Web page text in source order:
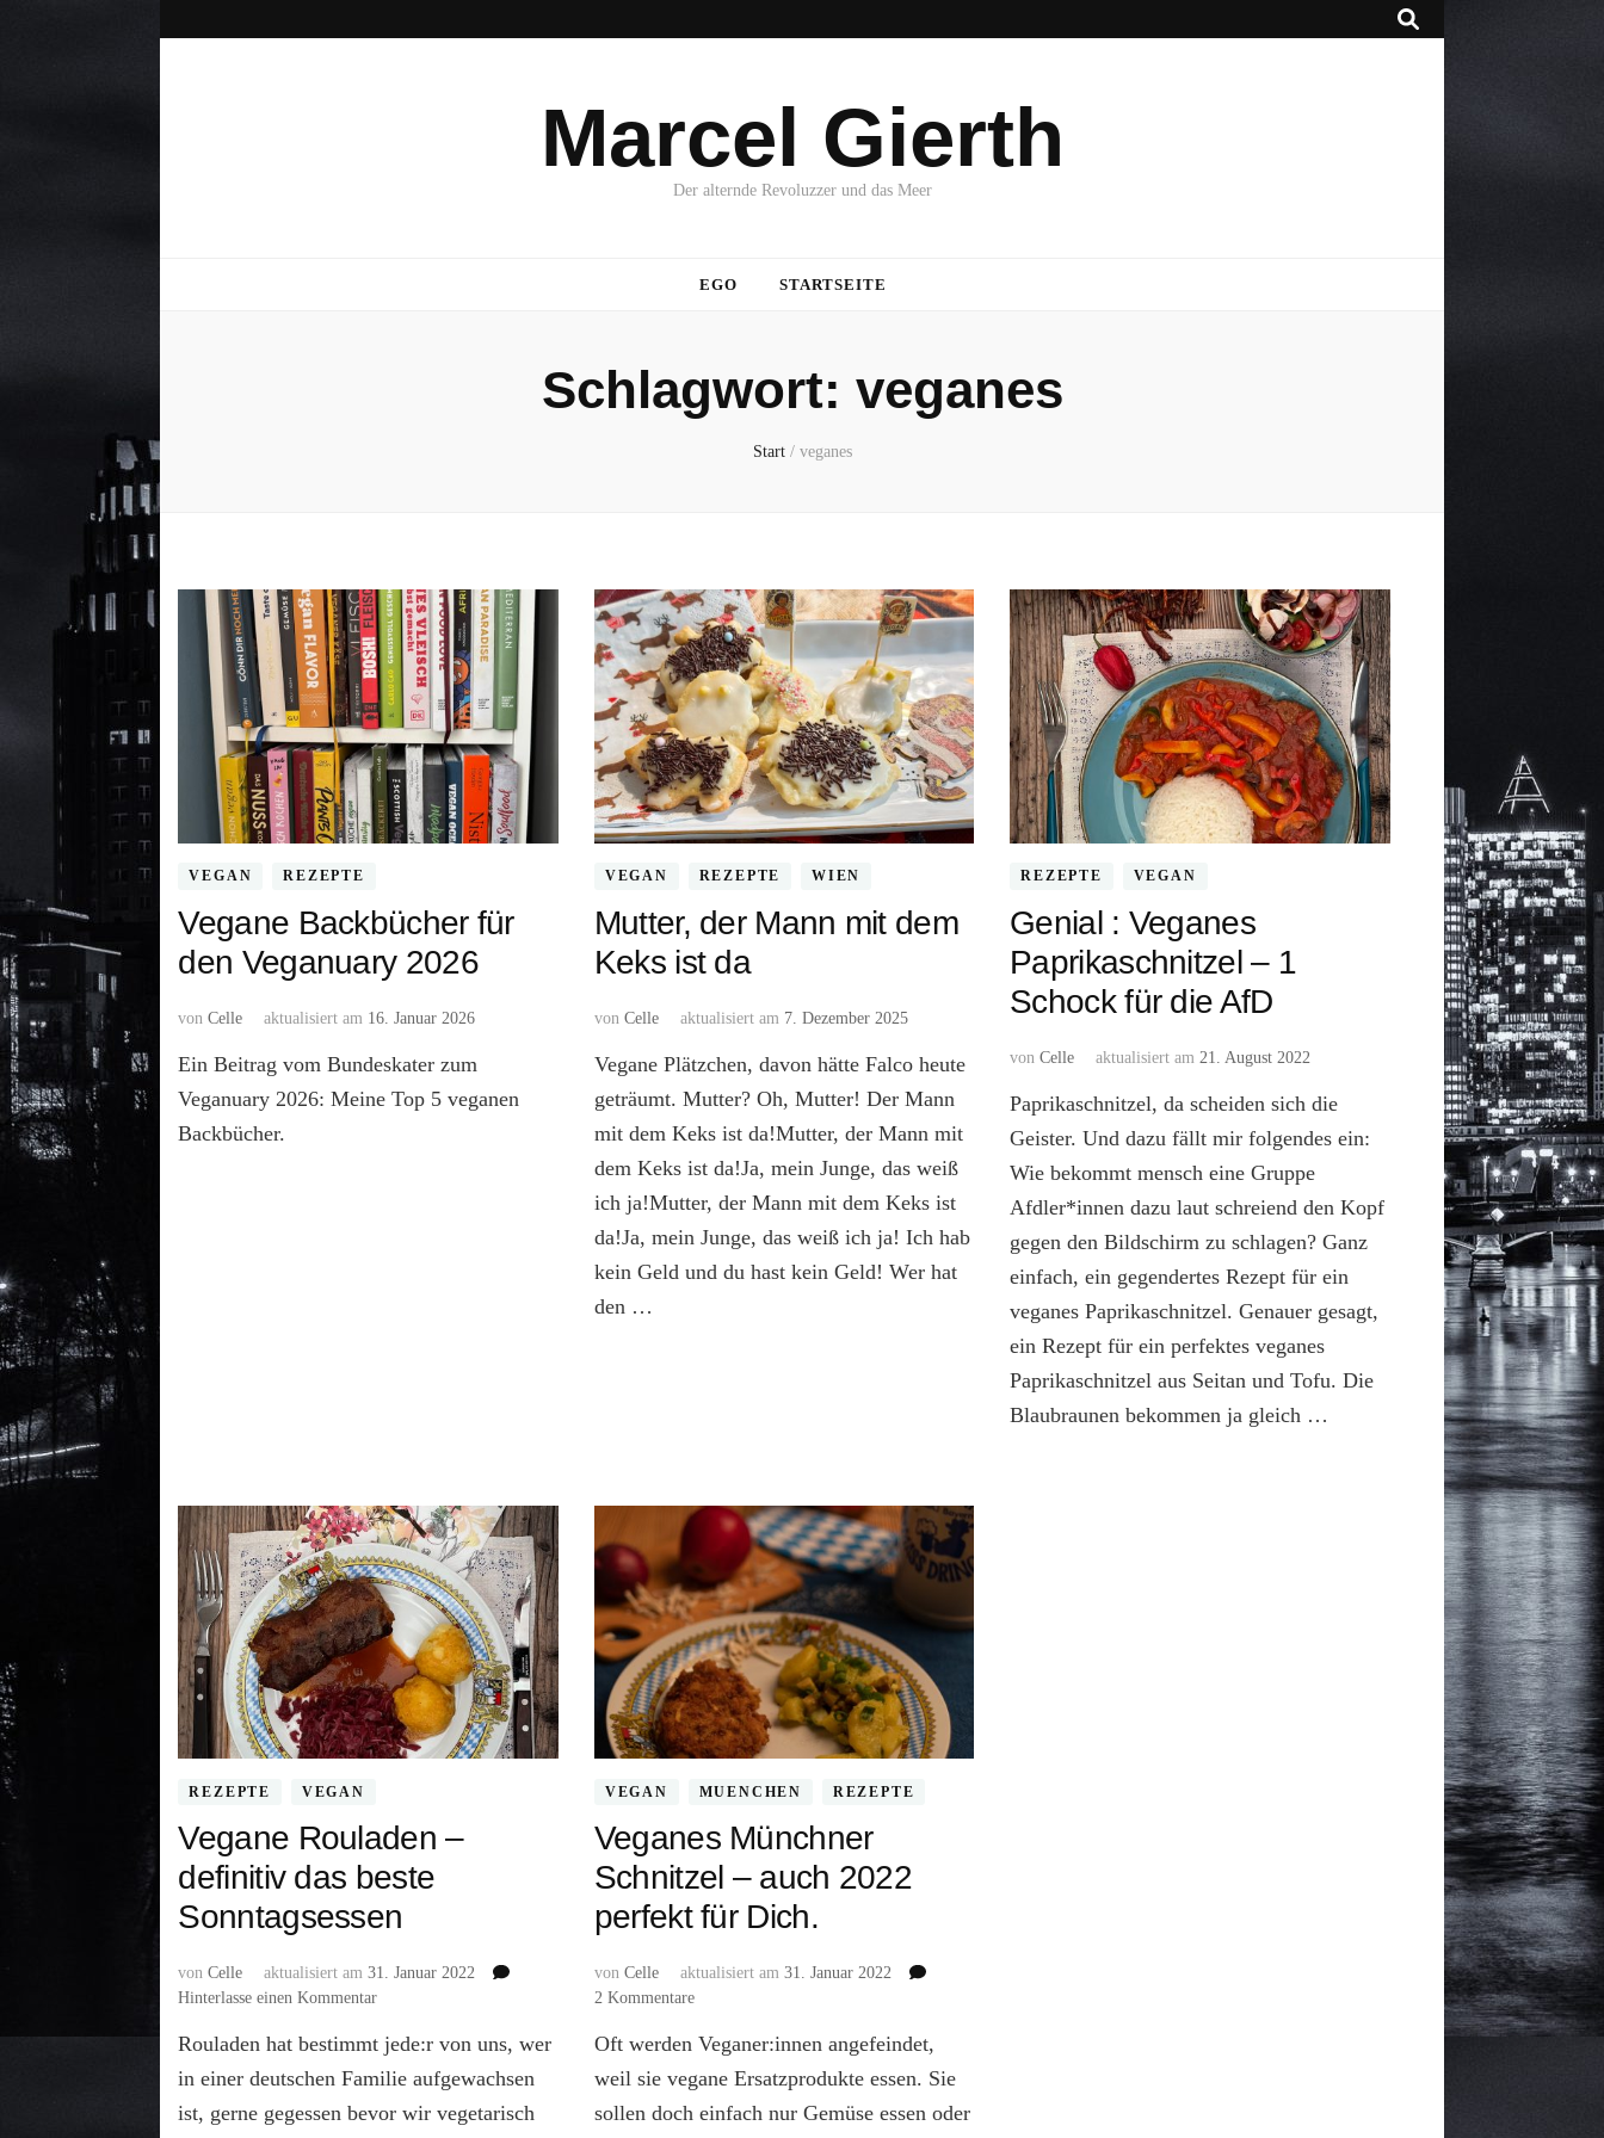
Marcel Gierth
Der alternde Revoluzzer und das Meer
EGO STARTSEITE
Schlagwort: veganes
Start / veganes
VEGAN REZEPTE
Vegane Backbücher für
den Veganuary 2026
vonCelle aktualisiert am 16. Januar 2026
Ein Beitrag vom Bundeskater zum
Veganuary 2026: Meine Top 5 veganen
Backbücher.
VEGAN REZEPTE WIEN
Mutter, der Mann mit dem
Keks ist da
von Celle aktualisiert am 7. Dezember 2025
Vegane Plätzchen, davon hätte Falco heute
geträumt. Mutter? Oh, Mutter! Der Mann
mit dem Keks ist da!Mutter, der Mann mit
dem Keks ist da!Ja, mein Junge, das weiß
ich ja!Mutter, der Mann mit dem Keks ist
da!Ja, mein Junge, das weiß ich ja! Ich hab
kein Geld und du hast kein Geld! Wer hat
den …
REZEPTE VEGAN
Genial : Veganes
Paprikaschnitzel – 1
Schock für die AfD
vonCelle aktualisiert am 21. August 2022
Paprikaschnitzel, da scheiden sich die
Geister. Und dazu fällt mir folgendes ein:
Wie bekommt mensch eine Gruppe
Afdler*innen dazu laut schreiend den Kopf
gegen den Bildschirm zu schlagen? Ganz
einfach, ein gegendertes Rezept für ein
veganes Paprikaschnitzel. Genauer gesagt,
ein Rezept für ein perfektes veganes
Paprikaschnitzel aus Seitan und Tofu. Die
Blaubraunen bekommen ja gleich …
REZEPTE VEGAN
Vegane Rouladen –
definitiv das beste
Sonntagsessen
vonCelle aktualisiert am31. Januar 2022
Hinterlasse einen Kommentarzu
Rouladen
–
das
Rouladen hat bestimmt jede:r von uns, wer
in einer deutschen Familie aufgewachsen
ist, gerne gegessen bevor wir vegetarisch
VEGAN MUENCHEN REZEPTE
Veganes Münchner
Schnitzel – auch 2022
perfekt für Dich.
von Celle aktualisiert am 31. Januar 2022
2 Kommentarezu
Münchner
Schnitzel
auch
Oft werden Veganer:innen angefeindet,
weil sie vegane Ersatzprodukte essen. Sie
sollen doch einfach nur Gemüse essen oder